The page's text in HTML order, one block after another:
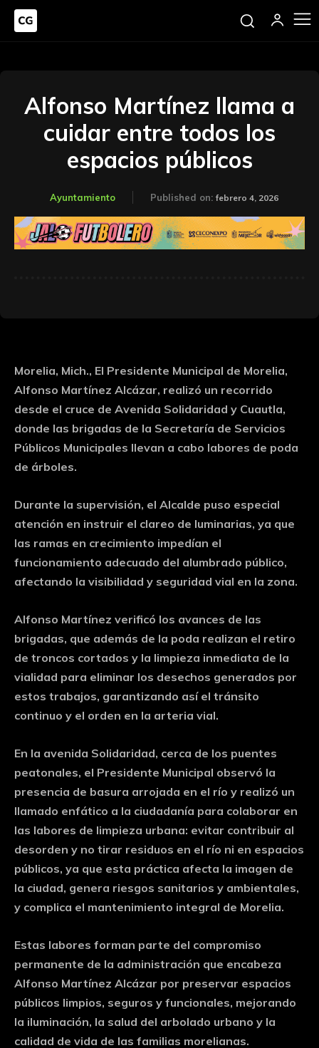
Alfonso Martínez llama a
cuidar entre todos los
espacios públicos
Ayuntamiento Published on: febrero 4, 2026
Morelia, Mich., El Presidente Municipal de Morelia,
Alfonso Martínez Alcázar, realizó un recorrido
desde el cruce de Avenida Solidaridad y Cuautla,
donde las brigadas de la Secretaría de Servicios
Públicos Municipales llevan a cabo labores de poda
de árboles.
Durante la supervisión, el Alcalde puso especial
atención en instruir el clareo de luminarias, ya que
las ramas en crecimiento impedían el
funcionamiento adecuado del alumbrado público,
afectando la visibilidad y seguridad vial en la zona.
Alfonso Martínez verificó los avances de las
brigadas, que además de la poda realizan el retiro
de troncos cortados y la limpieza inmediata de la
vialidad para eliminar los desechos generados por
estos trabajos, garantizando así el tránsito
continuo y el orden en la arteria vial.
En la avenida Solidaridad, cerca de los puentes
peatonales, el Presidente Municipal observó la
presencia de basura arrojada en el río y realizó un
llamado enfático a la ciudadanía para colaborar en
las labores de limpieza urbana: evitar contribuir al
desorden y no tirar residuos en el río ni en espacios
públicos, ya que esta práctica afecta la imagen de
la ciudad, genera riesgos sanitarios y ambientales,
y complica el mantenimiento integral de Morelia.
Estas labores forman parte del compromiso
permanente de la administración que encabeza
Alfonso Martínez Alcázar por preservar espacios
públicos limpios, seguros y funcionales, mejorando
la iluminación, la salud del arbolado urbano y la
calidad de vida de las familias morelianas.